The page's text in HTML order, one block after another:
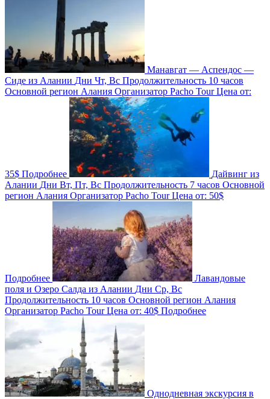
Манавгат — Аспендос —
Сиде из Алании Дни Чт, Вс Продолжительность 10 часов
Основной регион Алания Организатор Pacho TourЦена от:
35$ Подробнее
Дайвинг из
Алании Дни Вт, Пт, Вс Продолжительность 7 часов Основной
регион Алания Организатор Pacho TourЦена от: 50$
Подробнее
Лавандовые
поля и Озеро Салда из Алании Дни Ср, Вс
Продолжительность 10 часов Основной регион Алания
Организатор Pacho TourЦена от: 40$ Подробнее
Однодневная экскурсия в